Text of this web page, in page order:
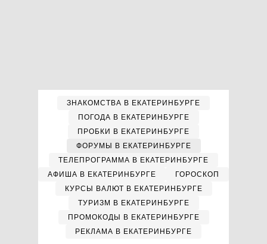
ЗНАКОМСТВА В ЕКАТЕРИНБУРГЕ
ПОГОДА В ЕКАТЕРИНБУРГЕ
ПРОБКИ В ЕКАТЕРИНБУРГЕ
ФОРУМЫ В ЕКАТЕРИНБУРГЕ
ТЕЛЕПРОГРАММА В ЕКАТЕРИНБУРГЕ
АФИША В ЕКАТЕРИНБУРГЕ
ГОРОСКОП
КУРСЫ ВАЛЮТ В ЕКАТЕРИНБУРГЕ
ТУРИЗМ В ЕКАТЕРИНБУРГЕ
ПРОМОКОДЫ В ЕКАТЕРИНБУРГЕ
РЕКЛАМА В ЕКАТЕРИНБУРГЕ